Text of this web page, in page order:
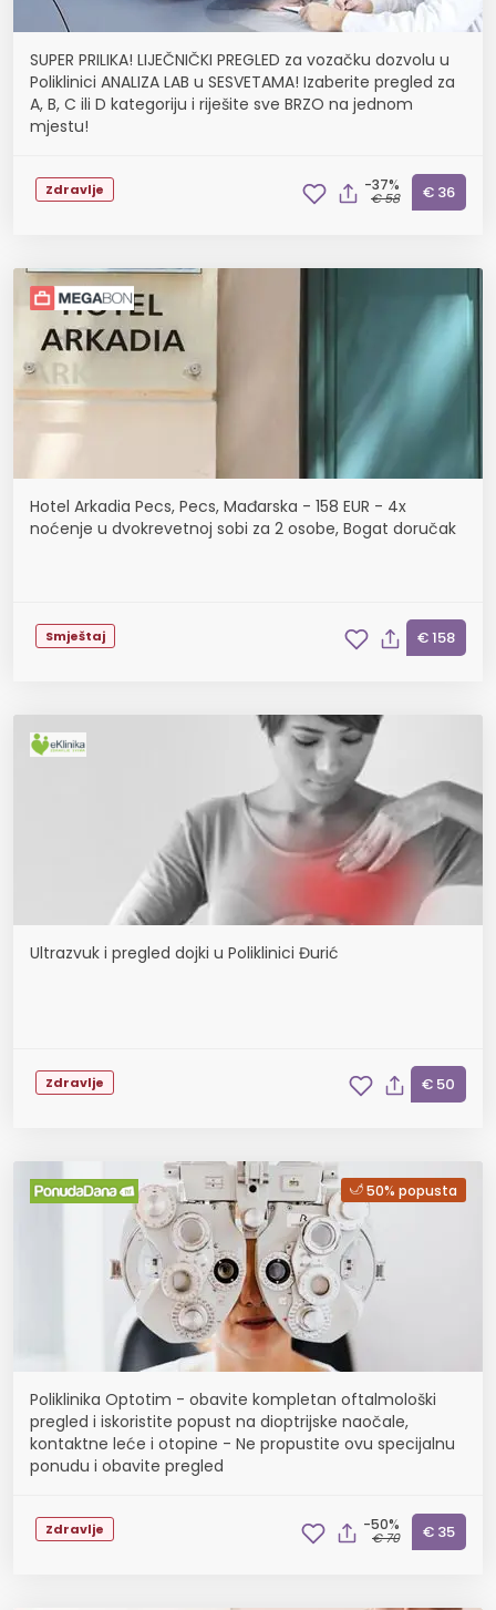
SUPER PRILIKA! LIJEČNIČKI PREGLED za vozačku dozvolu u
Poliklinici ANALIZA LAB u SESVETAMA! Izaberite pregled za
A, B, C ili D kategoriju i riješite sve BRZO na jednom
mjestu!
Zdravlje -37%
€ 58 € 36
Hotel Arkadia Pecs, Pecs, Mađarska - 158 EUR - 4x
noćenje u dvokrevetnoj sobi za 2 osobe, Bogat doručak
Smještaj € 158
Ultrazvuk i pregled dojki u Poliklinici Đurić
Zdravlje € 50
50% popusta
Poliklinika Optotim - obavite kompletan oftalmološki
pregled i iskoristite popust na dioptrijske naočale,
kontaktne leće i otopine - Ne propustite ovu specijalnu
ponudu i obavite pregled
Zdravlje -50%
€ 70 € 35